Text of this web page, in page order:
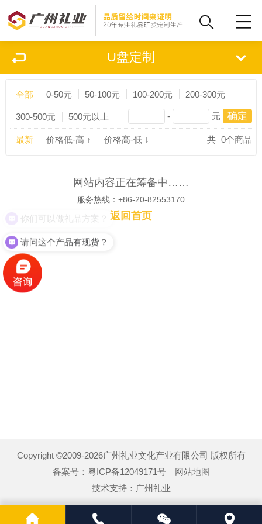
U盘定制
全部 0-50元 50-100元 100-200元 200-300元
300-500元 500元以上 - 元
最新 价格低-高 ↑ 价格高-低 ↓ 共 0个商品
网站内容正在筹备中……
服务热线：+86-20-82553170
返回首页
Copyright ©2009-2026广州礼业文化产业有限公司 版权所有
备案号： 粤ICP备12049171号
网站地图
技术支持： 广州礼业
请问这个产品有现货？
你们可以做礼品方案？